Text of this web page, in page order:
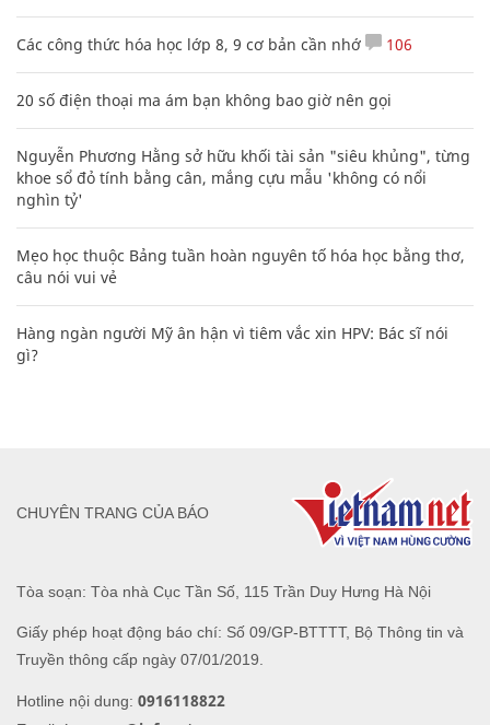
Các công thức hóa học lớp 8, 9 cơ bản cần nhớ 106
20 số điện thoại ma ám bạn không bao giờ nên gọi
Nguyễn Phương Hằng sở hữu khối tài sản "siêu khủng", từng
khoe sổ đỏ tính bằng cân, mắng cựu mẫu 'không có nổi
nghìn tỷ'
Mẹo học thuộc Bảng tuần hoàn nguyên tố hóa học bằng thơ,
câu nói vui vẻ
Hàng ngàn người Mỹ ân hận vì tiêm vắc xin HPV: Bác sĩ nói
gì?
Tòa soạn: Tòa nhà Cục Tần Số, 115 Trần Duy Hưng Hà Nội
Giấy phép hoạt động báo chí: Số 09/GP-BTTTT, Bộ Thông tin và
Truyền thông cấp ngày 07/01/2019.
Hotline nội dung: 0916118822
CHUYÊN TRANG CỦA BÁO